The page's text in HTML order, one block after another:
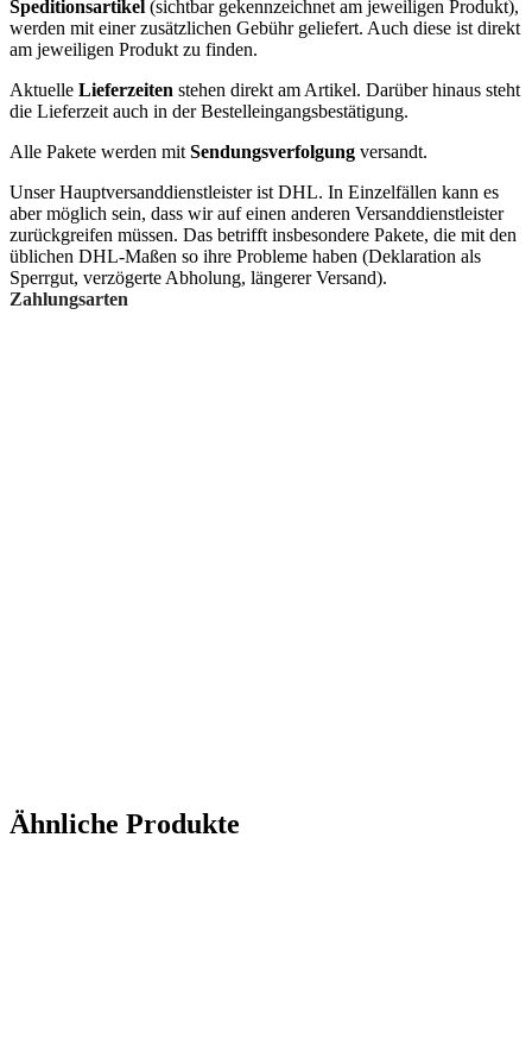
Speditionsartikel (sichtbar gekennzeichnet am jeweiligen Produkt),
werden mit einer zusätzlichen Gebühr geliefert. Auch diese ist direkt
am jeweiligen Produkt zu finden.
Aktuelle Lieferzeiten stehen direkt am Artikel. Darüber hinaus steht
die Lieferzeit auch in der Bestelleingangsbestätigung.
Alle Pakete werden mit Sendungsverfolgung versandt.
Unser Hauptversanddienstleister ist DHL. In Einzelfällen kann es
aber möglich sein, dass wir auf einen anderen Versanddienstleister
zurückgreifen müssen. Das betrifft insbesondere Pakete, die mit den
üblichen DHL-Maßen so ihre Probleme haben (Deklaration als
Sperrgut, verzögerte Abholung, längerer Versand).
Zahlungsarten
Ähnliche Produkte